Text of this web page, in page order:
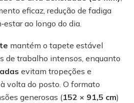
eficaz, redução de fadiga
ao longo do dia.
mantém o tapete estável
de trabalho intensos, enquanto
evitam tropeções e
volta do posto. O formato
generosas (152 × 91,5 cm)